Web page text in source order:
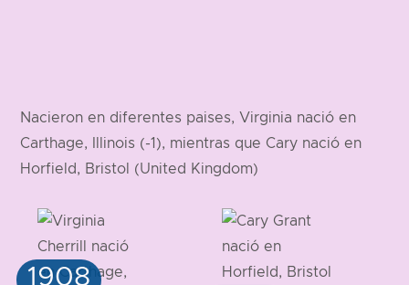
Nacieron en diferentes paises, Virginia nació en
Carthage, Illinois (-1), mientras que Cary nació en
Horfield, Bristol (United Kingdom)